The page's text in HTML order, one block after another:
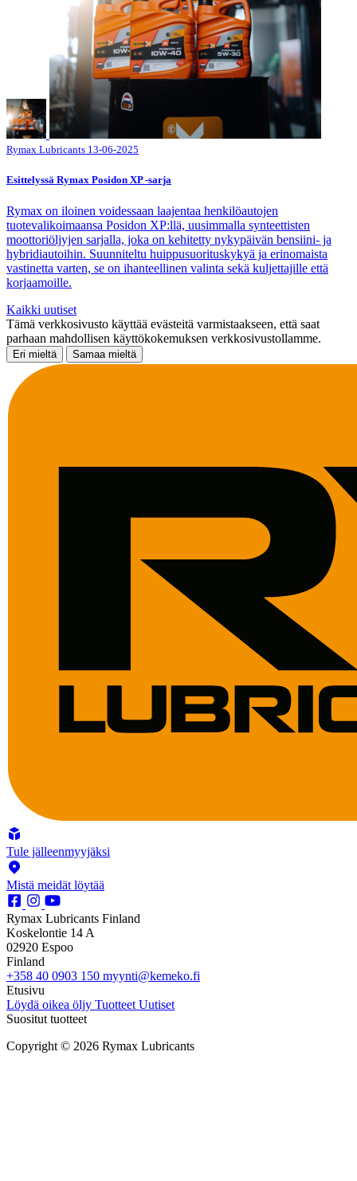
Rymax Lubricants 13-06-2025
Esittelyssä Rymax Posidon XP -sarja
Rymax on iloinen voidessaan laajentaa henkilöautojen
tuotevalikoimaansa Posidon XP:llä, uusimmalla synteettisten
moottoriöljyjen sarjalla, joka on kehitetty nykypäivän bensiini- ja
hybridiautoihin. Suunniteltu huippusuorituskykyä ja erinomaista
vastinetta varten, se on ihanteellinen valinta sekä kuljettajille että
korjaamoille.
Kaikki uutiset
Tämä verkkosivusto käyttää evästeitä varmistaakseen, että saat
parhaan mahdollisen käyttökokemuksen verkkosivustollamme.
Eri mieltä Samaa mieltä
Tule jälleenmyyjäksi
Mistä meidät löytää
Rymax Lubricants Finland
Koskelontie 14 A
02920 Espoo
Finland
+358 40 0903 150 myynti@kemeko.fi
Etusivu
Löydä oikea öljy Tuotteet Uutiset
Suositut tuotteet
Copyright © 2026 Rymax Lubricants